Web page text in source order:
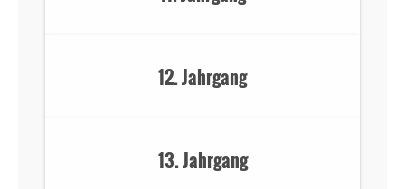
12. Jahrgang
13. Jahrgang